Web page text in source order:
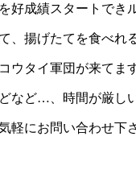
好成績スタートでき
、揚げたてを食べれ
ウタイ軍団が来てま
など…、時間が厳し
軽にお問い合わせ下